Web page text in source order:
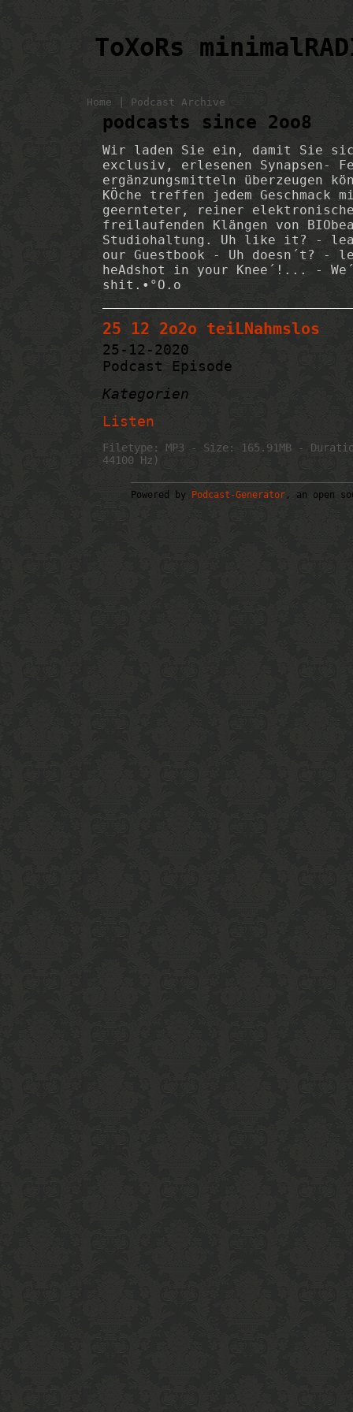
ToXoRs
Home Podcast Archive
podcasts since 2oo8
Wir laden Sie ein, damit Sie
exclusiv, erlesenen Synapsen-
ergänzungsmitteln überzeugen
KÖche treffen jedem Geschmack
geernteter, reiner
freilaufenden Klängen von
Studiohaltung. Uh like it? -
our Guestbook - Uh doesn´t? -
heAdshot in your Knee´!... -
shit.•°O.o
25 12 2o2o teiLNahmslos
25-12-2020
Podcast Episode
Kategorien
Listen
Filetype: MP3 - Size: 165.91MB -
44100 Hz)
Powered by Podcast-Generator , an open